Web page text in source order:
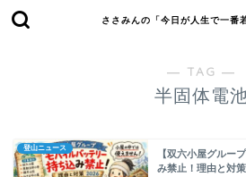
ささみんの「今日が人生で一番
― TAG ―
半固体電
登山ニュース
【双六小屋グルー
み禁止！理由と対